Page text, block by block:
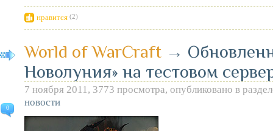
нравится (2)
0
World of WarCraft →
Новолуния» на тестовом
7 ноября 2011, 3773 просмотра, опубликовано в
новости